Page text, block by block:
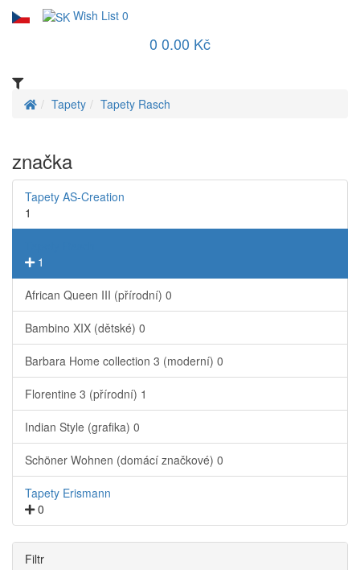
Wish List 0
0 0.00 Kč
Tapety Tapety Rasch
značka
Tapety AS-Creation
1
1
African Queen III (přírodní) 0
Bambino XIX (dětské) 0
Barbara Home collection 3 (moderní) 0
Florentine 3 (přírodní) 1
Indian Style (grafika) 0
Schöner Wohnen (domácí značkové) 0
Tapety Erismann
0
Filtr